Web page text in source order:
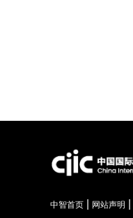
中智首页 网站声明